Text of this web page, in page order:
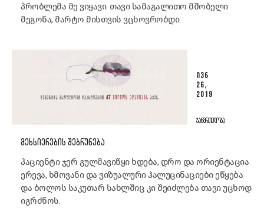
პრობლემა მე ვიყავი. თავი სამაგალითო მშობელი
მეგონა, მარტო მისთვის ვცხოვრობდი.
ᲘᲕᲜ
26,
2019
ᲯᲐᲜᲛᲠᲗᲔᲚᲝᲑᲐ
ᲛᲔᲮᲡᲘᲔᲠᲔᲑᲘᲡ ᲨᲔᲑᲠᲣᲜᲔᲑᲐ
პაციენტი ჯერ გულმავიწყი ხდება, დრო და ორიენტაცია
ერევა, ხმოვანი და ვიზუალური ჰალუცინაციები ეწყება
და ბოლოს საკუთარ სახლშიც კი შეიძლება თავი უცხოდ
იგრძნოს.